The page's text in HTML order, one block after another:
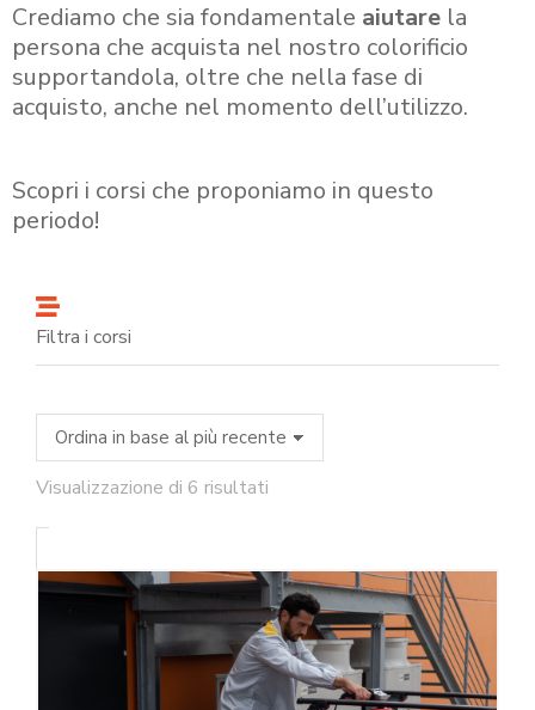
Crediamo che sia fondamentale aiutare la
persona che acquista nel nostro colorificio
supportandola, oltre che nella fase di
acquisto, anche nel momento dell’utilizzo.
Scopri i corsi che proponiamo in questo
periodo!
Filtra i corsi
Visualizzazione di 6 risultati